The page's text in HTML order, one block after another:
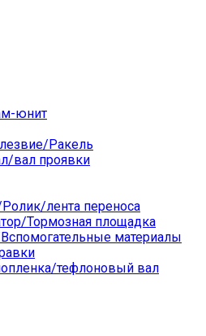
юнит
Ракель
вал проявки
лента переноса
Тормозная площадка
материалы
тефлоновый вал